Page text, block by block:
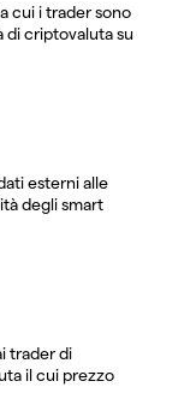
cui i trader sono
di criptovaluta su
esterni alle
degli smart
trader di
il cui prezzo